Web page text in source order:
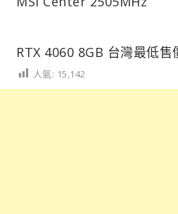
RTX 4060 8GB 台灣最低售
人氣: 15,142